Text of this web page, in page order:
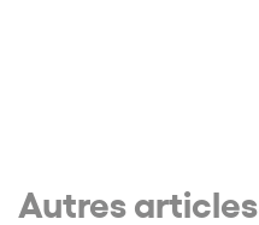
Autres articles